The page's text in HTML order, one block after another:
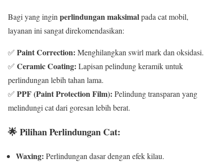
Bagi yang inginperlindungan maksimalpada cat mobil,
layanan ini sangat direkomendasikan:
✅ Paint Correction: Menghilangkan swirl mark dan oksidasi.
✅ Ceramic Coating: Lapisan pelindung keramik untuk
perlindungan lebih tahan lama.
✅ PPF (Paint Protection Film): Pelindung transparan yang
melindungi cat dari goresan lebih berat.
🌟Pilihan Perlindungan Cat:
Waxing: Perlindungan dasar dengan efek kilau.